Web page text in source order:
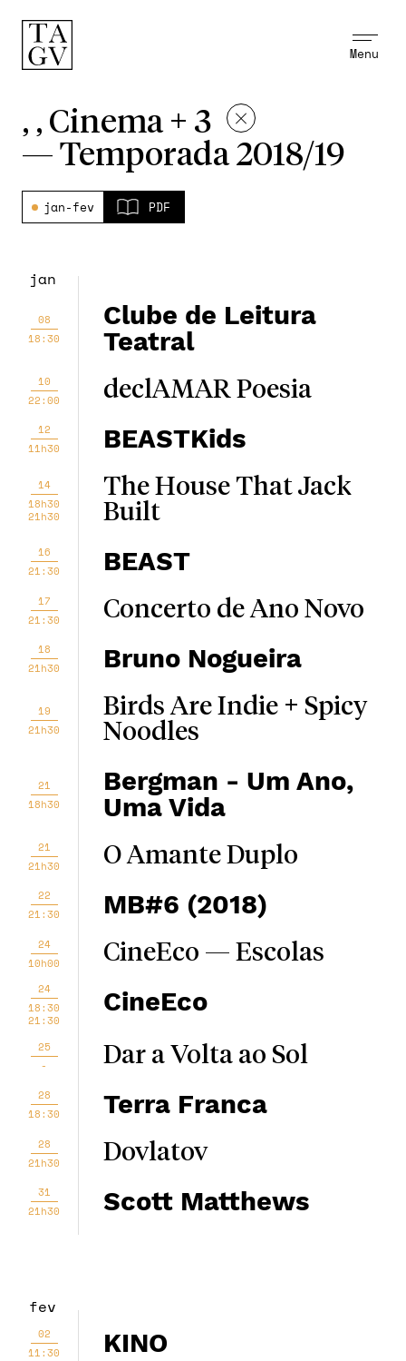
Menu
, , Cinema + 3
— Temporada 2018/19
jan-fev PDF
jan
08
18:30
Clube de Leitura
Teatral
10
22:00
declAMAR Poesia
12
11h30
BEASTKids
14
18h30
21h30
The House That Jack
Built
16
21:30
BEAST
17
21:30
Concerto de Ano Novo
18
21h30
Bruno Nogueira
19
21h30
Birds Are Indie + Spicy
Noodles
21
18h30
Bergman - Um Ano,
Uma Vida
21
21h30
O Amante Duplo
22
21:30
MB#6 (2018)
24
10h00
CineEco — Escolas
24
18:30
21:30
CineEco
25
-
Dar a Volta ao Sol
28
18:30
Terra Franca
28
21h30
Dovlatov
31
21h30
Scott Matthews
fev
02
11:30
KINO